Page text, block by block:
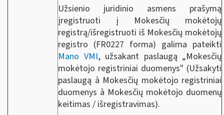
Užsienio juridinio asmens prašymą
įregistruoti į Mokesčių mokėtojų
registrą/išregistruoti iš Mokesčių mokėtojų
registro (FR0227 forma) galima pateikti
Mano VMI, užsakant paslaugą „Mokesčių
mokėtojo registriniai duomenys" (Užsakyti
paslaugą à Mokesčių mokėtojo registriniai
duomenys à Mokesčių mokėtojo duomenų
keitimas / išregistravimas).